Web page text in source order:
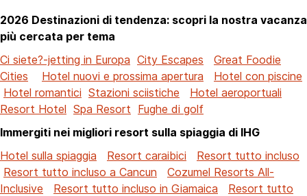
2026 Destinazioni di tendenza: scopri la nostra vacanza
più cercata per tema
Ci siete?-jetting in Europa City Escapes
Great Foodie
Cities
Hotel nuovi e prossima apertura
Hotel con piscine
Hotel romantici Stazioni sciistiche
Hotel aeroportuali
Resort Hotel Spa Resort Fughe di golf
Immergiti nei migliori resort sulla spiaggia di IHG
Hotel sulla spiaggia
Resort caraibici
Resort tutto incluso
Resort tutto incluso a Cancun
Cozumel Resorts All-
Inclusive
Resort tutto incluso in Giamaica
Resort tutto